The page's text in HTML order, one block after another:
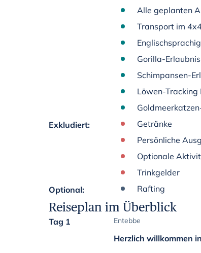
Alle geplanten
Transport im
Gorilla-Erlaubnis
Schimpansen-
Löwen-Tracking
Exkludiert:
Getränke
Persönliche
Optionale
Trinkgelder
Optional: Rafting
Reiseplan im Überblick
Tag 1 Entebbe
Herzlich willkommen